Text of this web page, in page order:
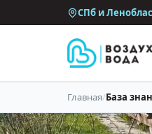
СПб и
Главная/База